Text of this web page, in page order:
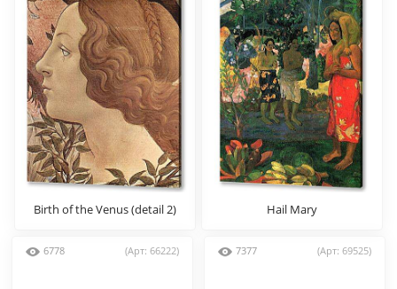
Birth of the Venus (detail 2) Hail Mary
6778 (Арт: 66222) 7377 (Арт: 69525)